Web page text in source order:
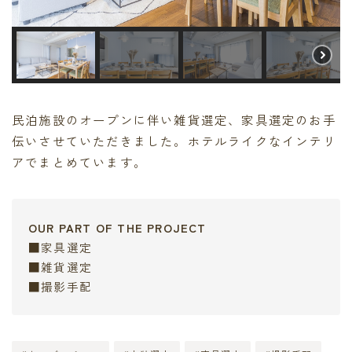
民泊施設のオープンに伴い雑貨選定、家具選定のお手
伝いさせていただきました。ホテルライクなインテリ
アでまとめています。
OUR PART OF THE PROJECT
■家具選定
■雑貨選定
■撮影手配